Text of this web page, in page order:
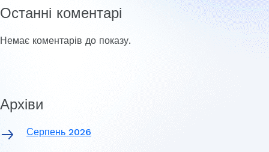
Останні коментарі
Немає коментарів до показу.
Архіви
Серпень 2026